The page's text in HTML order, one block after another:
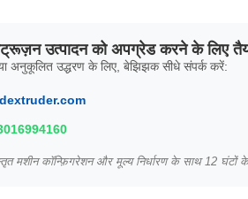
उत्पादन को अपग्रेड करने के लिए
अनुकूलित उद्धरण के लिए, बेझिझक सीधे संपर्क करें:
मशीन कॉन्फ़िगरेशन और मूल्य निर्धारण के साथ 12 घंटों